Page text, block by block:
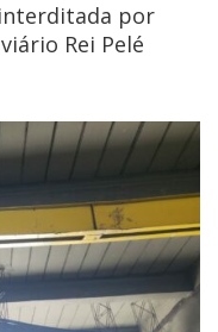
interditada por
Rei Pelé